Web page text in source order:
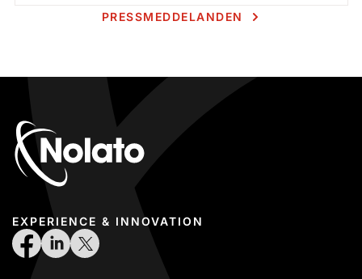
PRESSMEDDELANDEN
EXPERIENCE & INNOVATION